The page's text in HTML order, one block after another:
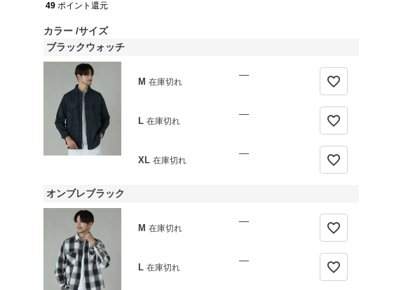
49 ポイント還元
カラー サイズ
ブラックウォッチ
M 在庫切れ
—
L 在庫切れ
—
XL 在庫切れ
—
オンブレブラック
M 在庫切れ
—
L 在庫切れ
—